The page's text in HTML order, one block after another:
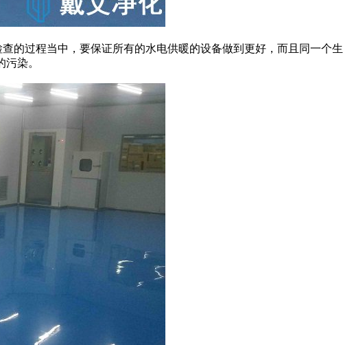
过程当中，要保证所有的水电供暖的设备做到更好，而且同一个生
染。